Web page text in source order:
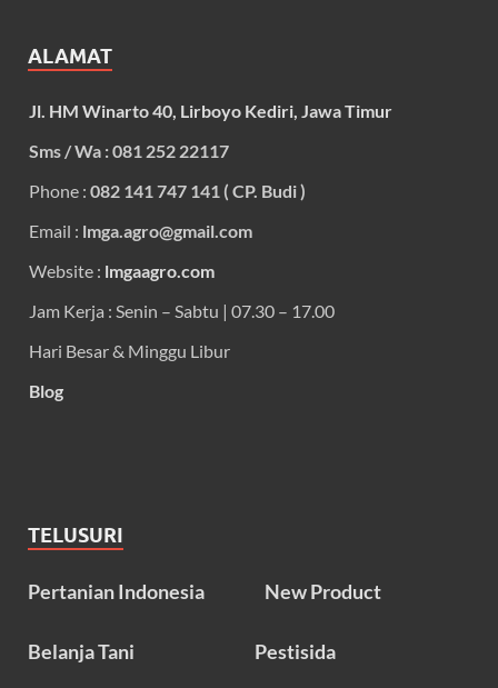
ALAMAT
Jl. HM Winarto 40, Lirboyo Kediri, Jawa Timur
Sms / Wa : 081 252 22117
Phone : 082 141 747 141 ( CP. Budi )
Email : lmga.agro@gmail.com
Website : lmgaagro.com
Jam Kerja : Senin – Sabtu | 07.30 – 17.00
Hari Besar & Minggu Libur
Blog
TELUSURI
Pertanian Indonesia New Product
Belanja Tani Pestisida